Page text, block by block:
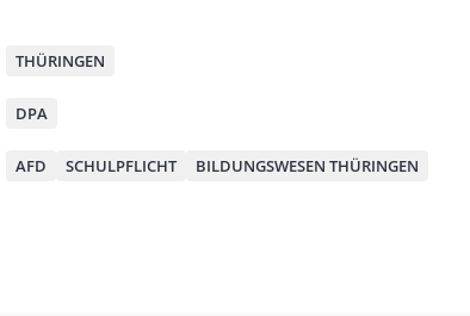
THÜRINGEN
DPA
AFD SCHULPFLICHT BILDUNGSWESEN THÜRINGEN